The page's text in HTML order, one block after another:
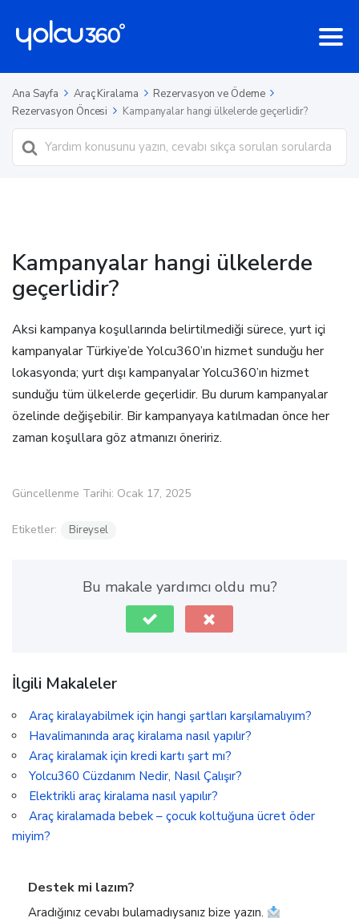
Ana Sayfa Araç Kiralama
Rezervasyon ve Ödeme
Rezervasyon Öncesi
Kampanyalar hangi ülkelerde geçerlidir?
Ara
Kampanyalar hangi ülkelerde
geçerlidir?
Aksi kampanya koşullarında belirtilmediği sürece, yurt içi
kampanyalar Türkiye’de Yolcu360’ın hizmet sunduğu her
lokasyonda; yurt dışı kampanyalar Yolcu360’ın hizmet
sunduğu tüm ülkelerde geçerlidir. Bu durum kampanyalar
özelinde değişebilir. Bir kampanyaya katılmadan önce her
zaman koşullara göz atmanızı öneririz.
Güncellenme Tarihi: Ocak 17, 2025
Etiketler: Bireysel
Bu makale yardımcı oldu mu?
İlgili Makaleler
Araç kiralayabilmek için hangi şartları karşılamalıyım?
Havalimanında araç kiralama nasıl yapılır?
Araç kiralamak için kredi kartı şart mı?
Yolcu360 Cüzdanım Nedir, Nasıl Çalışır?
Elektrikli araç kiralama nasıl yapılır?
Araç kiralamada bebek – çocuk koltuğuna ücret öder
miyim?
Destek mi lazım?
Aradığınız cevabı bulamadıysanız bize yazın.